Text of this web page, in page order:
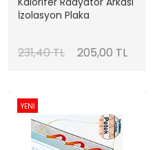
İzolasyon Plaka
231,40 TL 205,00 TL
YENİ